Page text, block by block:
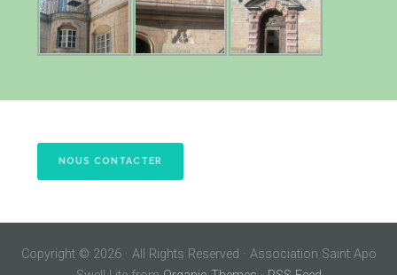
NOUS CONTACTER
Copyright © 2026 · All Rights Reserved · Association Saint Apo